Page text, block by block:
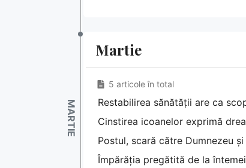
Martie
5 articole în total
Restabilirea sănătății are ca
Cinstirea icoanelor exprimă
Postul, scară către Dumnezeu
Împărăția pregătită de la